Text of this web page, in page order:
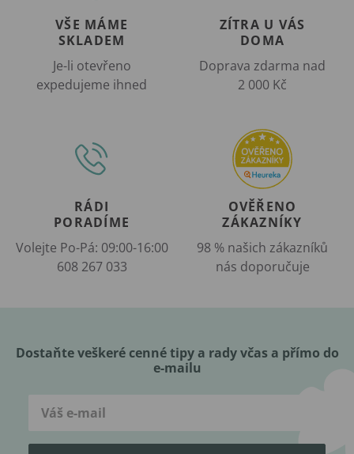
VŠE MÁME
SKLADEM
Je-li otevřeno
expedujeme ihned
ZÍTRA U VÁS
DOMA
Doprava zdarma nad
2 000 Kč
RÁDI
PORADÍME
Volejte Po-Pá: 09:00-16:00
608 267 033
OVĚŘENO
ZÁKAZNÍKY
98 % našich zákazníků
nás doporučuje
Dostaňte veškeré cenné tipy a rady včas a přímo do
e-mailu